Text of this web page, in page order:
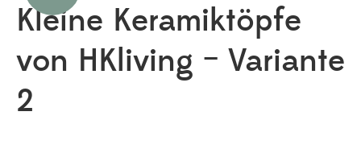
Kleine Keramiktöpfe
von HKliving – Variante
2